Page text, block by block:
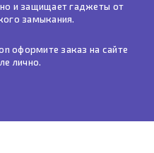
и защищает гаджеты от
замыкания.
оформите заказ на сайте
лично.